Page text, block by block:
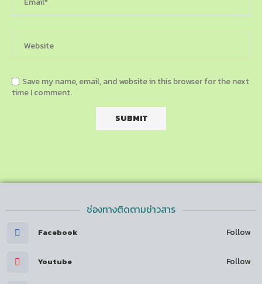
Save my name, email, and website in this browser for the next
time I comment.
ช่องทางติดตามข่าวสาร
Facebook Follow
Youtube Follow